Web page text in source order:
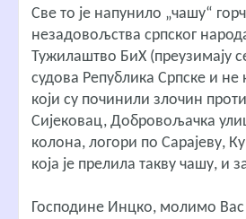
Све то је напунило „чашу“
незадовољства српског
Тужилаштво БиХ (преузимају
судова Република Српске и не
који су починили злочин
Сијековац, Добровољачка
колона, логори по Сарајеву,
која је прелила такву чашу, и
Господине Инцко, молимо